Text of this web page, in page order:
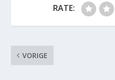
RATE:
VORIGE